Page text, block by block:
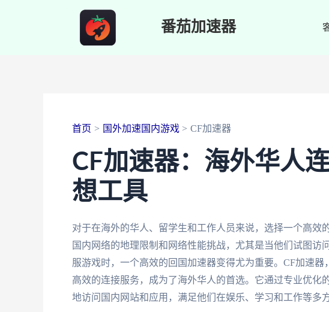
番茄加速器
首页 国外加速国内游戏 CF加速器
CF加速器：海外华人
想工具
对于在海外的华人、留学生和工作人员来说，选择一个高效
国内网络的地理限制和网络性能挑战，尤其是当他们试图访
服游戏时，一个高效的回国加速器变得尤为重要。CF加速
高效的连接服务，成为了海外华人的首选。它通过专业优化
地访问国内网站和应用，满足他们在娱乐、学习和工作等多